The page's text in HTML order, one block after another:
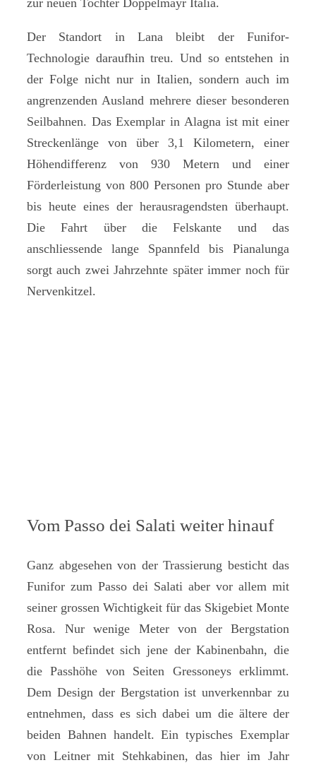
Der Standort in Lana bleibt der Funifor-
Technologie daraufhin treu. Und so entstehen in
der Folge nicht nur in Italien, sondern auch im
angrenzenden Ausland mehrere dieser besonderen
Seilbahnen. Das Exemplar in Alagna ist mit einer
Streckenlänge von über 3,1 Kilometern, einer
Höhendifferenz von 930 Metern und einer
Förderleistung von 800 Personen pro Stunde aber
bis heute eines der herausragendsten überhaupt.
Die Fahrt über die Felskante und das
anschliessende lange Spannfeld bis Pianalunga
sorgt auch zwei Jahrzehnte später immer noch für
Nervenkitzel.
Vom Passo dei Salati weiter hinauf
Ganz abgesehen von der Trassierung besticht das
Funifor zum Passo dei Salati aber vor allem mit
seiner grossen Wichtigkeit für das Skigebiet Monte
Rosa. Nur wenige Meter von der Bergstation
entfernt befindet sich jene der Kabinenbahn, die
die Passhöhe von Seiten Gressoneys erklimmt.
Dem Design der Bergstation ist unverkennbar zu
entnehmen, dass es sich dabei um die ältere der
beiden Bahnen handelt. Ein typisches Exemplar
von Leitner mit Stehkabinen, das hier im Jahr